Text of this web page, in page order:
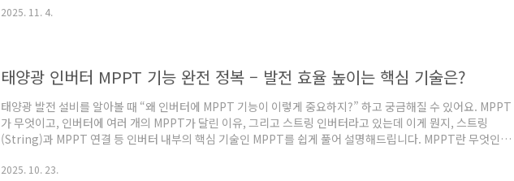
Voltage Ride Through)계통 전압이 일시적으로 낮아져도 인버터가 정지하지 않고 연결을 유지하며 대규모
2025. 11. 4.
태양광 인버터 MPPT 기능 완전 정복 – 발전 효율 높이는 핵심 기술은?
태양광 발전 설비를 알아볼 때 “왜 인버터에 MPPT 기능이 이렇게 중요하지?” 하고 궁금해질 수 있어요. MPPT
가 무엇이고, 인버터에 여러 개의 MPPT가 달린 이유, 그리고 스트링 인버터라고 있는데 이게 뭔지, 스트링
(String)과 MPPT 연결 등 인버터 내부의 핵심 기술인 MPPT를 쉽게 풀어 설명해드립니다. MPPT란 무엇인가?
내부에는 태양광 패널에서 나오는 전압과 전류가 환경에 따라 달라질 때 가장 많은 전력(즉 kW) 조합을 뽑아낼
2025. 10. 23.